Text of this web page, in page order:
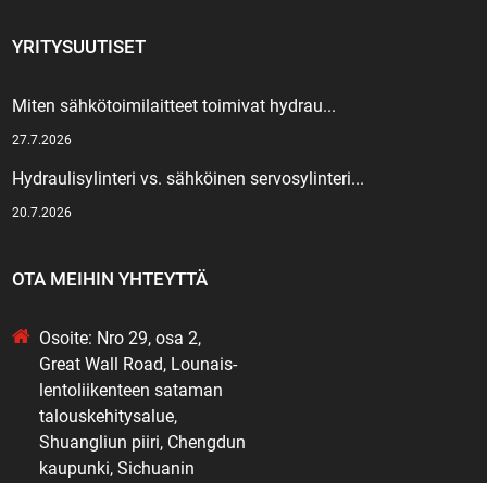
YRITYSUUTISET
Miten sähkötoimilaitteet toimivat hydrau...
27.7.2026
Hydraulisylinteri vs. sähköinen servosylinteri...
20.7.2026
OTA MEIHIN YHTEYTTÄ
Osoite: Nro 29, osa 2,
Great Wall Road, Lounais-
lentoliikenteen sataman
talouskehitysalue,
Shuangliun piiri, Chengdun
kaupunki, Sichuanin